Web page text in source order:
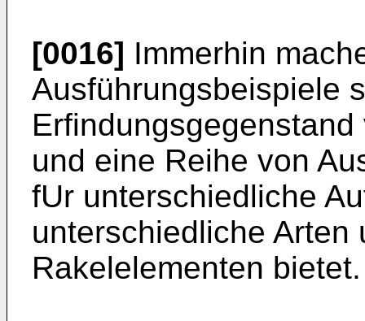
[0016] Immerhin
Ausführungsbeispiele
und eine Reihe von
fUr unterschiedliche
unterschiedliche Arten
Rakelelementen bietet.